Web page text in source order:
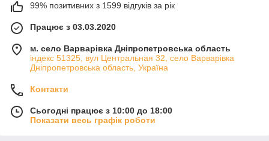
99% позитивних з 1599 відгуків за рік
Працює з 03.03.2020
м. село Варварівка Дніпропетровська область
індекс 51325, вул Центральная 32, село Варварівка
Дніпропетровська область, Україна
Контакти
Сьогодні працює з 10:00 до 18:00
Показати весь графік роботи